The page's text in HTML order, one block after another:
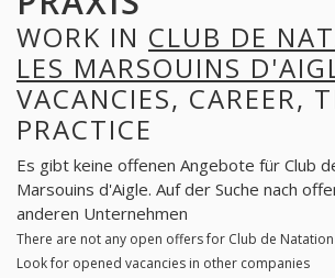
WORK IN CLUB DE
LES MARSOUINS
VACANCIES, CAREER,
PRACTICE
Es gibt keine offenen Angebote für Club
Marsouins d'Aigle. Auf der Suche nach
anderen Unternehmen
There are not any open offers for Club de
Look for opened vacancies in other companies